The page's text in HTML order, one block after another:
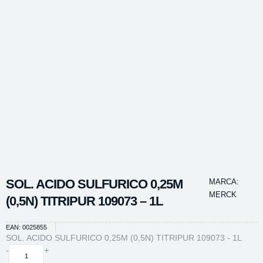
SOL. ACIDO SULFURICO 0,25M
(0,5N) TITRIPUR 109073 – 1L
MARCA:
MERCK
EAN: 0025855
SOL. ACIDO SULFURICO 0,25M (0,5N) TITRIPUR 109073 - 1L
-
SOL.
+